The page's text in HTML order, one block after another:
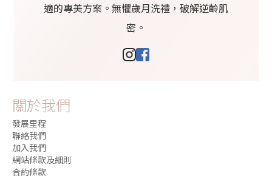
適的專美方案。無懼歲月洗禮，破解逆齡肌
密。
關於我們
發展里程
聯絡我們
加入我們
網站條款及細則
合約條款